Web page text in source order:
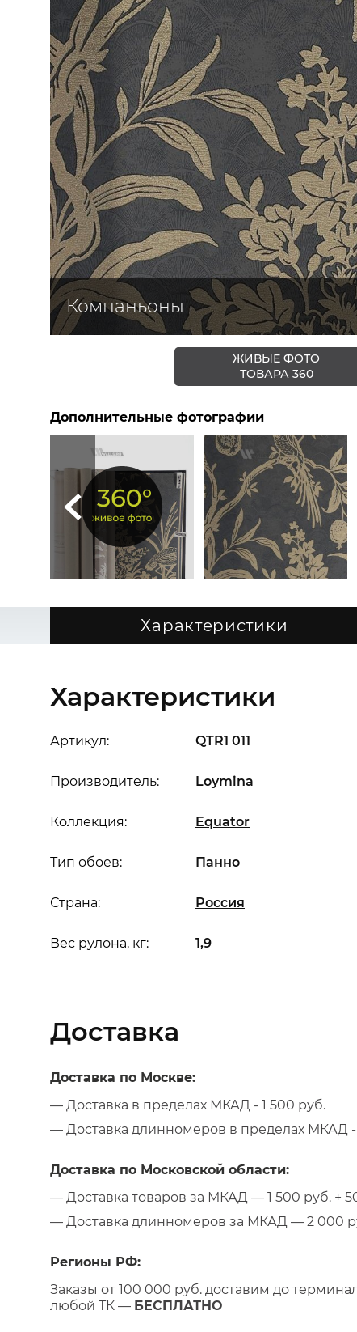
ЦВЕТА
Компаньоны
ЖИВЫЕ ФОТО
ТОВАРА 360
Дополнительные фотографии
Характеристики
Характеристики
Артикул: QTR1 011
Производитель: Loymina
Коллекция: Equator
Вес рулона, кг: 1,9
Страна: Россия
Тип обоев: Панно
Доставка
Доставка по Москве:
— Доставка в пределах МКАД - 1 500 руб.
— Доставка длинномеров в пределах МКАД -
Доставка по Московской области:
— Доставка товаров за МКАД — 1 500 руб. +
— Доставка длинномеров за МКАД — 2 000
Регионы РФ:
Заказы от 100 000 руб. доставим до
любой ТК — БЕСПЛАТНО